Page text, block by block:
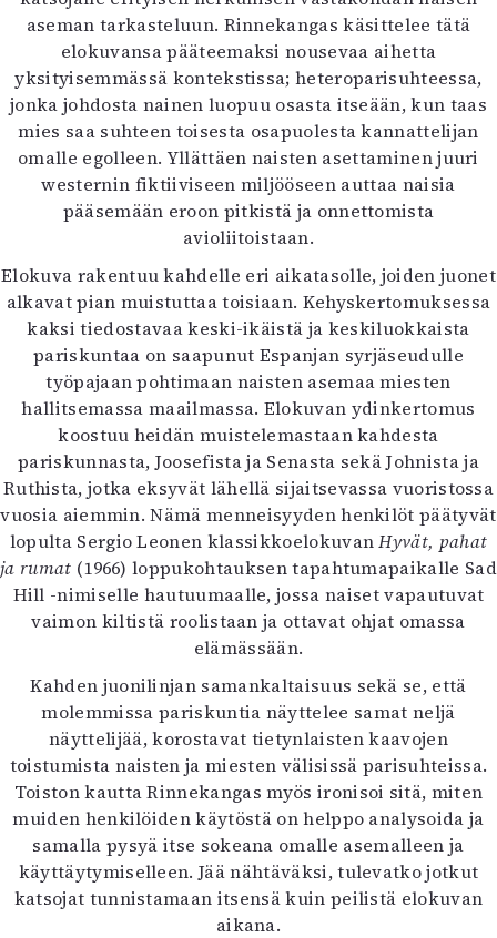
Toimitus
Mediatiedot
Kaltio ry
aseman tarkasteluun. Rinnekangas käsittelee tätä
elokuvansa pääteemaksi nousevaa aihetta
yksityisemmässä kontekstissa; heteroparisuhteessa,
jonka johdosta nainen luopuu osasta itseään, kun taas
mies saa suhteen toisesta osapuolesta kannattelijan
omalle egolleen. Yllättäen naisten asettaminen juuri
westernin fiktiiviseen miljööseen auttaa naisia
pääsemään eroon pitkistä ja onnettomista
avioliitoistaan.
Elokuva rakentuu kahdelle eri aikatasolle, joiden juonet
alkavat pian muistuttaa toisiaan. Kehyskertomuksessa
kaksi tiedostavaa keski-ikäistä ja keskiluokkaista
pariskuntaa on saapunut Espanjan syrjäseudulle
työpajaan pohtimaan naisten asemaa miesten
hallitsemassa maailmassa. Elokuvan ydinkertomus
koostuu heidän muistelemastaan kahdesta
pariskunnasta, Joosefista ja Senasta sekä Johnista ja
Ruthista, jotka eksyvät lähellä sijaitsevassa vuoristossa
vuosia aiemmin. Nämä menneisyyden henkilöt päätyvät
lopulta Sergio Leonen klassikkoelokuvanHyvät, pahat
ja rumat (1966) loppukohtauksen tapahtumapaikalle Sad
Hill -nimiselle hautuumaalle, jossa naiset vapautuvat
vaimon kiltistä roolistaan ja ottavat ohjat omassa
elämässään.
Kahden juonilinjan samankaltaisuus sekä se, että
molemmissa pariskuntia näyttelee samat neljä
näyttelijää, korostavat tietynlaisten kaavojen
toistumista naisten ja miesten välisissä parisuhteissa.
Toiston kautta Rinnekangas myös ironisoi sitä, miten
muiden henkilöiden käytöstä on helppo analysoida ja
samalla pysyä itse sokeana omalle asemalleen ja
käyttäytymiselleen. Jää nähtäväksi, tulevatko jotkut
katsojat tunnistamaan itsensä kuin peilistä elokuvan
aikana.